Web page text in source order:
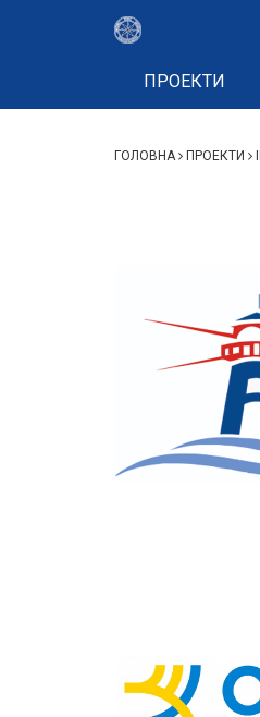
ПРОЕКТИ
ГОЛОВНА ПРОЕКТИ